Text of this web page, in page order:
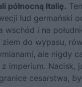
północną Italię.
lud germański
wschód i na
do wypasu,
ale nigdy
z imperium. Nacisk,
cesarstwa,